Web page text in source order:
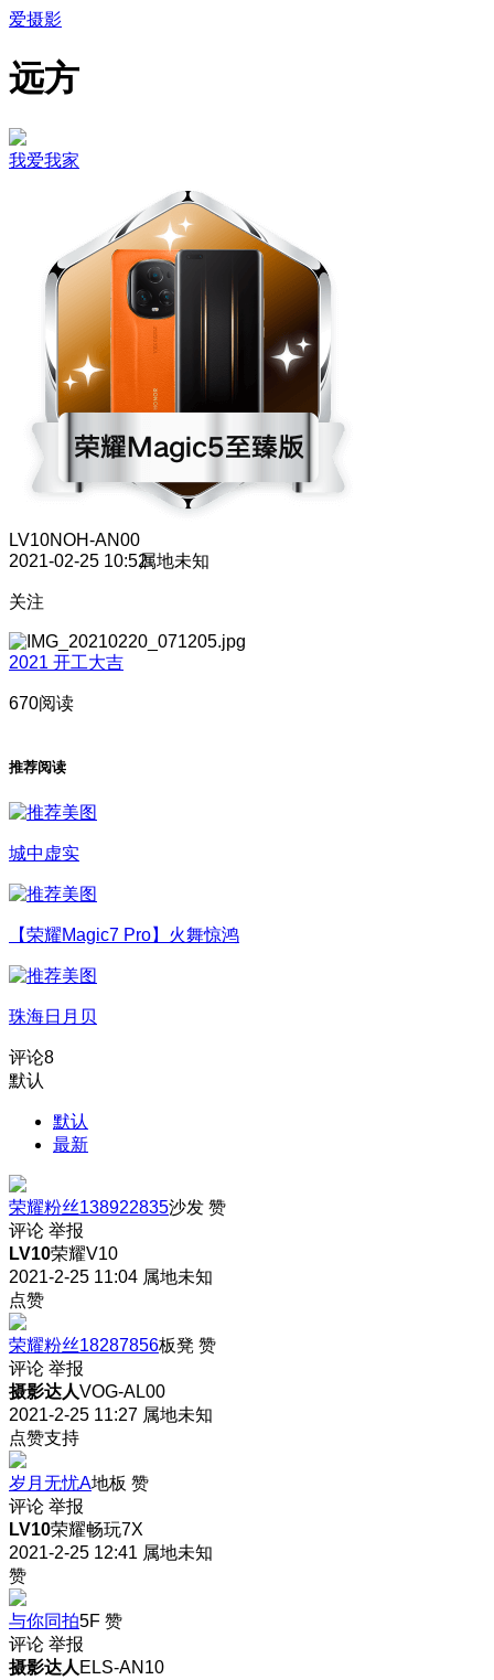
爱摄影
远方
我爱我家
LV10NOH-AN00
2021-02-25 10:52属地未知
关注
2021 开工大吉
670阅读
推荐阅读
城中虚实
【荣耀Magic7 Pro】火舞惊鸿
珠海日月贝
评论8
默认
默认
最新
荣耀粉丝138922835沙发 赞
评论 举报
LV10荣耀V10
2021-2-25 11:04 属地未知
点赞
荣耀粉丝18287856板凳 赞
评论 举报
摄影达人VOG-AL00
2021-2-25 11:27 属地未知
点赞支持
岁月无忧A地板 赞
评论 举报
LV10荣耀畅玩7X
2021-2-25 12:41 属地未知
赞
与你同拍5F 赞
评论 举报
摄影达人 ELS-AN10